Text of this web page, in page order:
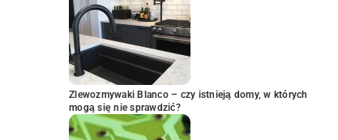
Zlewozmywaki Blanco – czy istnieją domy, w których
mogą się nie sprawdzić?